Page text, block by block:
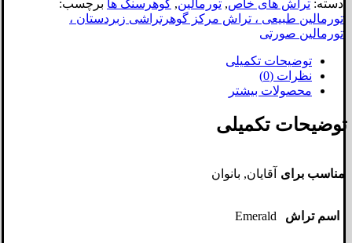
عدد
دسته: تراش های خاص, تورمالین, گوهرسنگ ها برچسب:
تورمالین طبیعی ، تراش مرکز گوهرتراشی زبردستان ،
تورمالین صورتی
توضیحات تکمیلی
نظرات (0)
محصولات بیشتر
توضیحات تکمیلی
مناسب برای آقایان, بانوان
اسم تراش Emerald